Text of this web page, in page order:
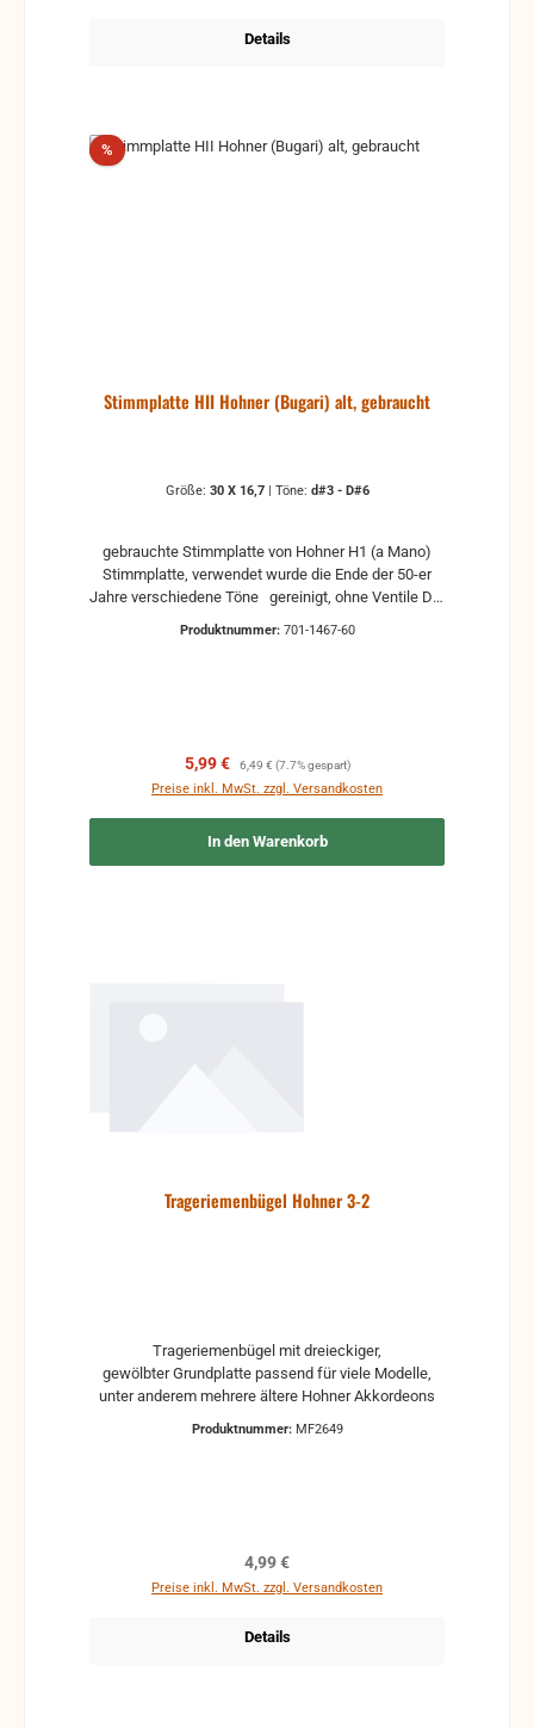
Details
%Rabatt
Stimmplatte HII Hohner (Bugari) alt, gebraucht
Größe: 30 X 16,7 Töne: d#3 - D#6
gebrauchte Stimmplatte von Hohner H1 (a Mano)
Stimmplatte, verwendet wurde die Ende der 50-er
Jahre verschiedene Töne gereinigt, ohne Ventile Die
A = große Oktave A2 a = kleine Oktave A3 a1 =
Oktave A5 a3 = dreigestrichene Oktave A6 a4 =
viergestrichene Oktave A7 c5 = fünfgestrichene
Oktave A8
Produktnummer: 701-1467-60
Verkaufspreis:
5,99 € Regulärer Preis:
6,49 € (7.7% gespart)
Preise inkl. MwSt. zzgl. Versandkosten
In den Warenkorb
Trageriemenbügel Hohner 3-2
Trageriemenbügel mit dreieckiger,
gewölbter Grundplatte passend für viele Modelle,
unter anderem mehrere ältere Hohner Akkordeons
Produktnummer: MF2649
Regulärer Preis:
4,99 €
Preise inkl. MwSt. zzgl. Versandkosten
Details